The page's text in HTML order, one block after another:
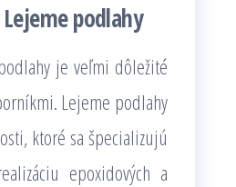
podlahy
je veľmi dôležité
Lejeme podlahy
ktoré sa špecializujú
epoxidových a